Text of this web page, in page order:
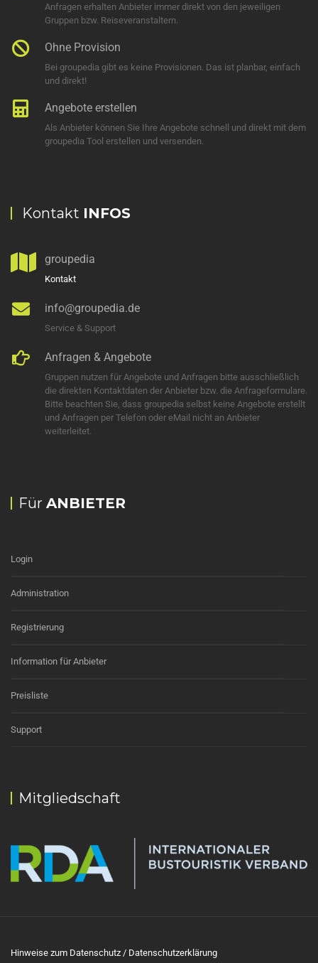
Anfragen erhalten Anbieter immer direkt von den jeweiligen
Gruppen bzw. Reiseveranstaltern.
Ohne Provision
Bei groupedia gibt es keine Provisionen. Das ist planbar, einfach
und direkt!
Angebote erstellen
Als Anbieter können Sie Ihre Angebote schnell und direkt mit dem
groupedia Tool erstellen und versenden.
Kontakt INFOS
groupedia
Kontakt
info@groupedia.de
Service & Support
Anfragen & Angebote
Gruppen nutzen für Angebote und Anfragen bitte ausschließlich
die direkten Kontaktdaten der Anbieter bzw. die Anfrageformulare.
Bitte beachten Sie, dass groupedia selbst keine Angebote erstellt
und Anfragen per Telefon oder eMail nicht an Anbieter
weiterleitet.
Für ANBIETER
Login
Administration
Registrierung
Information für Anbieter
Preisliste
Support
Mitgliedschaft
Hinweise zum Datenschutz / Datenschutzerklärung